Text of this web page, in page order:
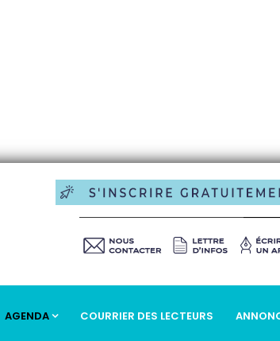
AGENDA COURRIER DES LECTEURS